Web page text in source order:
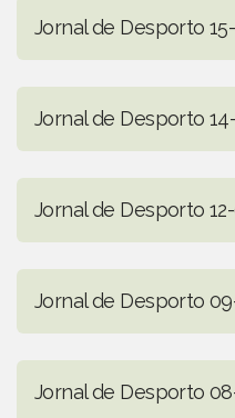
Jornal de Desporto
Jornal de Desporto
Jornal de Desporto
Jornal de Desporto
Jornal de Desporto